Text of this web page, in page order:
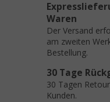
Waren
Der Versand
am zweiten
Bestellung.
30 Tage
30 Tagen
Kunden.